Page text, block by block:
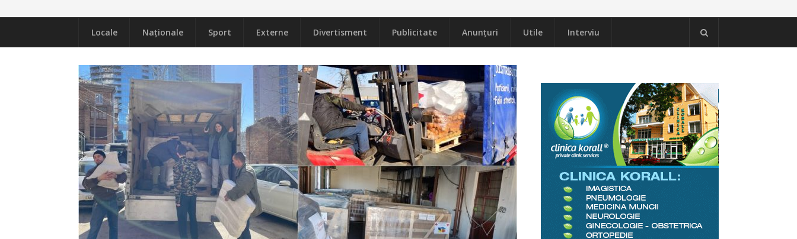
Locale Naţionale Sport Externe Divertisment Publicitate Anunțuri Utile Interviu